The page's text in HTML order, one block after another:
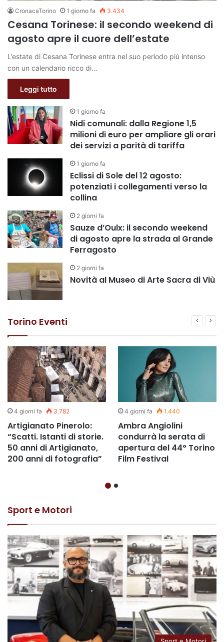
CronacaTorino 1 giorno fa 3.434
Cesana Torinese: il secondo weekend di
agosto apre il cuore dell’estate
L’estate di Cesana Torinese entra nel suo periodo più intenso
con un calendario ricco di…
Leggi tutto
1 giorno fa
Nidi comunali: dalla Regione 1,5
milioni di euro per ampliare gli orari
dei servizi a parità di tariffa
1 giorno fa
Eclissi di Sole del 12 agosto:
potenziati i collegamenti verso la
collina
2 giorni fa
Sauze d’Oulx: il secondo weekend
di agosto apre la strada al Grande
Ferragosto
2 giorni fa
Novità al Museo di Arte Sacra di Viù
Torino Eventi
4 giorni fa 3.782
Artigianato Pinerolo:
“Scatti. Istanti di storie.
50 anni di Artigianato,
200 anni di fotografia”
4 giorni fa 1.440
Ambra Angiolini
condurrà la serata di
apertura del 44° Torino
Film Festival
Sport e Motori